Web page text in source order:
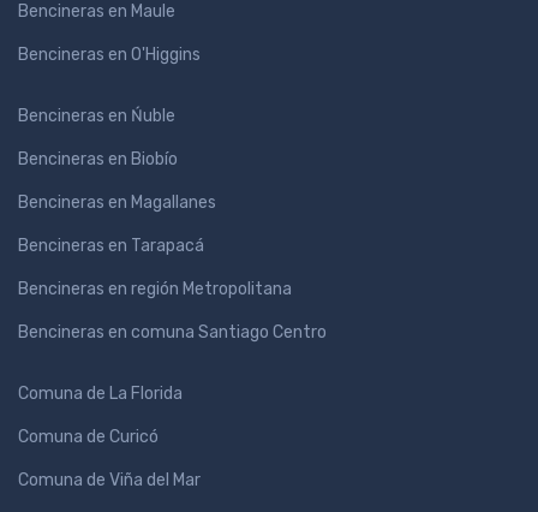
Bencineras en Maule
Bencineras en O'Higgins
Bencineras en Ńuble
Bencineras en Biobío
Bencineras en Magallanes
Bencineras en Tarapacá
Bencineras en región Metropolitana
Bencineras en comuna Santiago Centro
Comuna de La Florida
Comuna de Curicó
Comuna de Viña del Mar